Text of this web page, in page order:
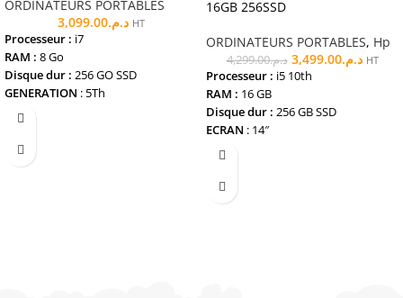
ORDINATEURS PORTABLES
د.م.3,099.00 HT
Processeur : i7
RAM : 8 Go
Disque dur : 256 GO SSD
GENERATION : 5Th
Ecran
Garantie
16GB 256SSD
ORDINATEURS PORTABLES, Hp
د.م.4,299.00 د.م.3,499.00 HT
Processeur : i5 10th
RAM : 16 GB
Disque dur : 256 GB SSD
ECRAN : 14″
GARANTIE
ETAT